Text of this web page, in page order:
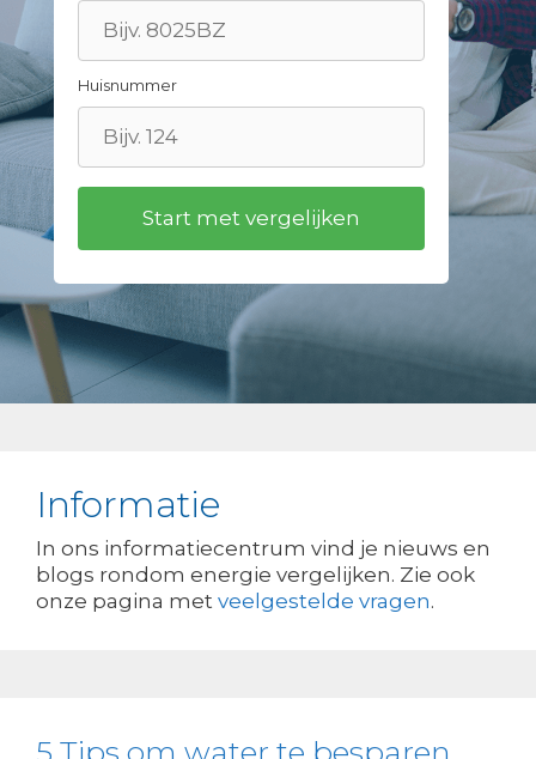
Huisnummer
Informatie
In ons informatiecentrum vind je nieuws en
blogs rondom energie vergelijken. Zie ook
onze pagina met veelgestelde vragen.
5 Tips om water te besparen